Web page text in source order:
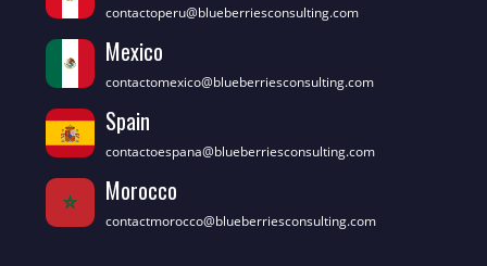
contactoperu@blueberriesconsulting.com
Mexico
contactomexico@blueberriesconsulting.com
Spain
contactoespana@blueberriesconsulting.com
Morocco
contactmorocco@blueberriesconsulting.com